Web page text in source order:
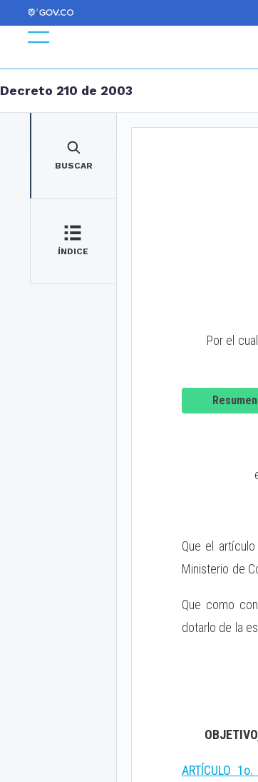
Decreto 210 de 2003
BUSCAR
ÍNDICE
Por el
Que el
Ministerio de
Que como
dotarlo de la
ARTÍCULO 1o.